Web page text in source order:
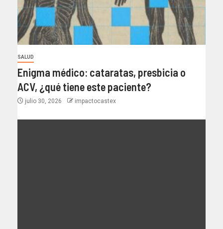
SALUD
Enigma médico: cataratas, presbicia o
ACV, ¿qué tiene este paciente?
julio 30, 2026 impactocastex